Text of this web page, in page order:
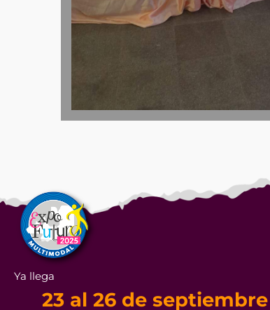
Ya llega
23 al 26 de septiembre